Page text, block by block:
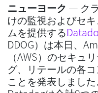
ニューヨーク — ク
けの監視およびセ
ムを提供する
DDOG）は本日、
（AWS）のセキュ
グ、リテールの各
ことを発表しました